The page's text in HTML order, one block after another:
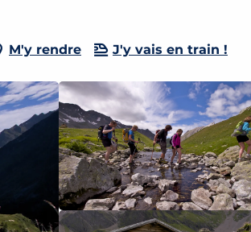
M'y rendre J'y vais en train !